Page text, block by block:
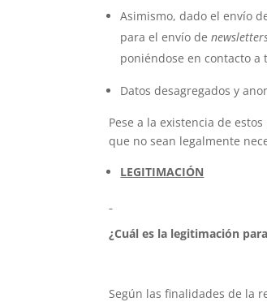
Asimismo, dado el envío
para el envío de
poniéndose en contacto a
Datos desagregados y
Pese a la existencia de
que no sean legalmente
LEGITIMACIÓN
¿Cuál es la legitimación
Según las finalidades de la